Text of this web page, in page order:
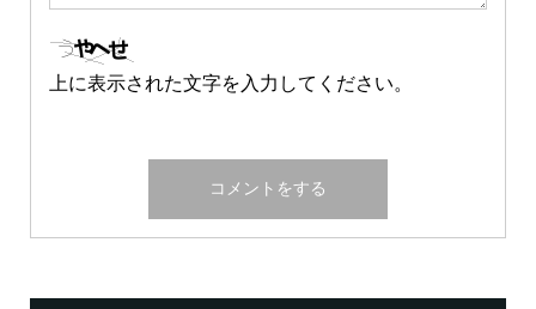
上に表示された文字を入力してください。